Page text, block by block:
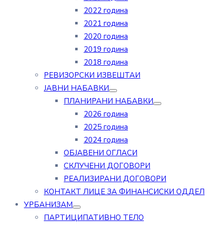
2022 година
2021 година
2020 година
2019 година
2018 година
РЕВИЗОРСКИ ИЗВЕШТАИ
ЈАВНИ НАБАВКИ
ПЛАНИРАНИ НАБАВКИ
2026 година
2025 година
2024 година
ОБЈАВЕНИ ОГЛАСИ
СКЛУЧЕНИ ДОГОВОРИ
РЕАЛИЗИРАНИ ДОГОВОРИ
КОНТАКТ ЛИЦЕ ЗА ФИНАНСИСКИ ОДДЕЛ
УРБАНИЗАМ
ПАРТИЦИПАТИВНО ТЕЛО